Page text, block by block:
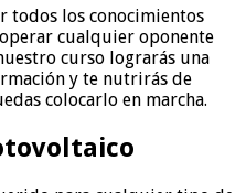
todos los conocimientos
cualquier oponente
curso lograrás una
y te nutrirás de
colocarlo en marcha.